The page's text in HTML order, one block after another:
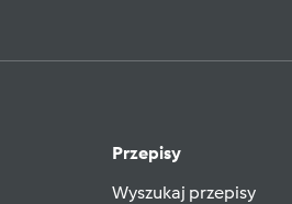
Przepisy
Wyszukaj przepisy